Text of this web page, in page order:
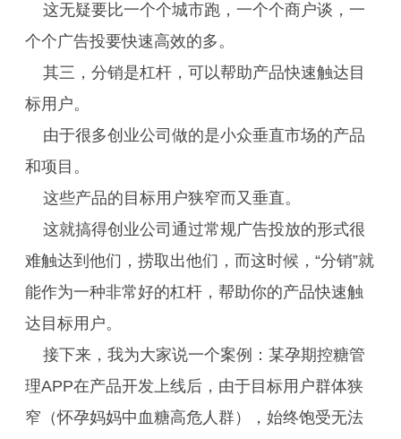
这无疑要比一个个城市跑，一个个商户谈，一
个个广告投要快速高效的多。
其三，分销是杠杆，可以帮助产品快速触达目
标用户。
由于很多创业公司做的是小众垂直市场的产品
和项目。
这些产品的目标用户狭窄而又垂直。
这就搞得创业公司通过常规广告投放的形式很
难触达到他们，捞取出他们，而这时候，“分销”就
能作为一种非常好的杠杆，帮助你的产品快速触
达目标用户。
接下来，我为大家说一个案例：某孕期控糖管
理APP在产品开发上线后，由于目标用户群体狭
窄（怀孕妈妈中血糖高危人群），始终饱受无法